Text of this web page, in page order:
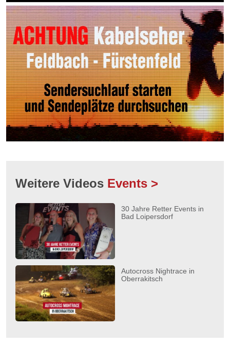
Weitere Videos Events >
30 Jahre Retter Events in
Bad Loipersdorf
Autocross Nightrace in
Oberrakitsch